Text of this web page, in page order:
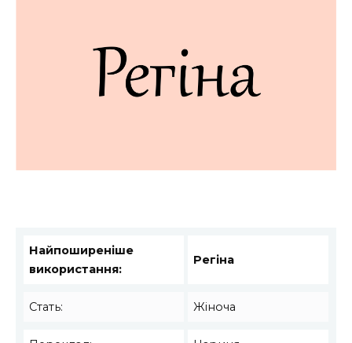
Найпоширеніше
використання:
Регіна
Стать: Жіноча